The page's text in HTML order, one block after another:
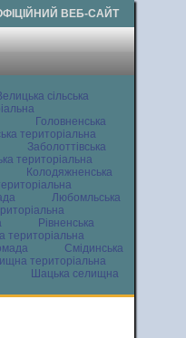
ВЕБ-САЙТ
сільська
Головненська
територіальна
Заболоттівська
територіальна
Колодяжненська
Любомльська
Рівненська
територіальна
Смідинська
територіальна
Шацька селищна